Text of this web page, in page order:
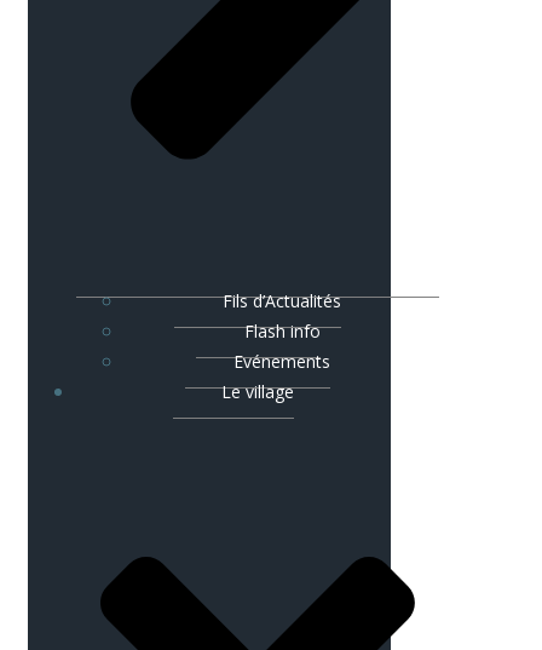
Fils d’Actualités
Flash info
Evénements
Le village